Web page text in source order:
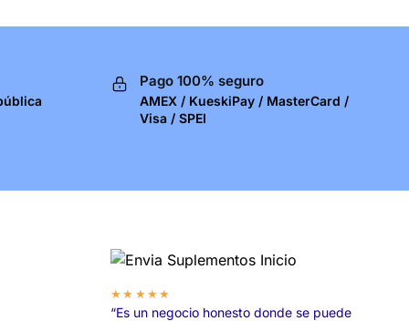
Pago 100% seguro
AMEX / KueskiPay / MasterCard /
Visa / SPEI
★★★★★
“Es un negocio honesto donde se puede